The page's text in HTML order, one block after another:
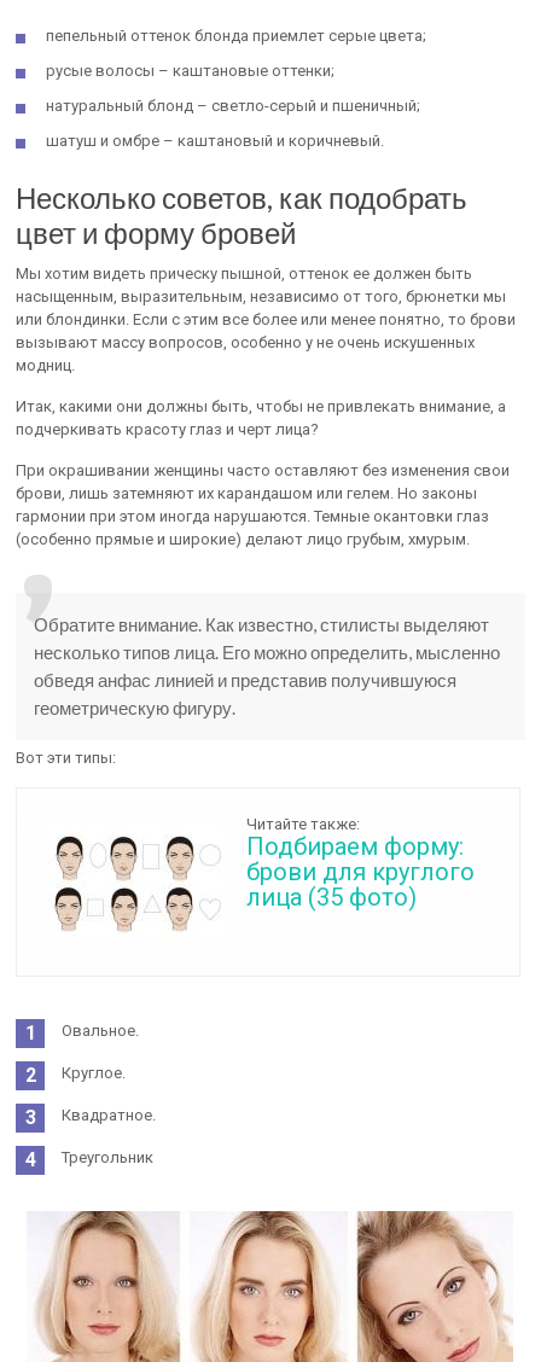
пепельный оттенок блонда приемлет серые цвета;
русые волосы – каштановые оттенки;
натуральный блонд – светло-серый и пшеничный;
шатуш и омбре – каштановый и коричневый.
Несколько советов, как подобрать
цвет и форму бровей
Мы хотим видеть прическу пышной, оттенок ее должен быть
насыщенным, выразительным, независимо от того, брюнетки мы
или блондинки. Если с этим все более или менее понятно, то брови
вызывают массу вопросов, особенно у не очень искушенных
модниц.
Итак, какими они должны быть, чтобы не привлекать внимание, а
подчеркивать красоту глаз и черт лица?
При окрашивании женщины часто оставляют без изменения свои
брови, лишь затемняют их карандашом или гелем. Но законы
гармонии при этом иногда нарушаются. Темные окантовки глаз
(особенно прямые и широкие) делают лицо грубым, хмурым.
Обратите внимание. Как известно, стилисты выделяют
несколько типов лица. Его можно определить, мысленно
обведя анфас линией и представив получившуюся
геометрическую фигуру.
Вот эти типы:
Читайте также:
Подбираем форму:
брови для круглого
лица (35 фото)
Овальное.
Круглое.
Квадратное.
Треугольник